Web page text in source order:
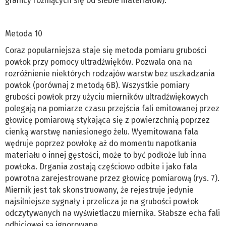
Metoda 10
Coraz popularniejsza staje się metoda pomiaru grubości
powłok przy pomocy ultradźwięków. Pozwala ona na
rozróżnienie niektórych rodzajów warstw bez uszkadzania
powłok (porównaj z metodą 6B). Wszystkie pomiary
grubości powłok przy użyciu mierników ultradźwiękowych
polegają na pomiarze czasu przejścia fali emitowanej przez
głowicę pomiarową stykająca się z powierzchnią poprzez
cienką warstwę naniesionego żelu. Wyemitowana fala
wędruje poprzez powłokę aż do momentu napotkania
materiału o innej gęstości, może to być podłoże lub inna
powłoka. Drgania zostają częściowo odbite i jako fala
powrotna zarejestrowane przez głowicę pomiarową (rys. 7).
Miernik jest tak skonstruowany, że rejestruje jedynie
najsilniejsze sygnały i przelicza je na grubości powłok
odczytywanych na wyświetlaczu miernika. Słabsze echa fali